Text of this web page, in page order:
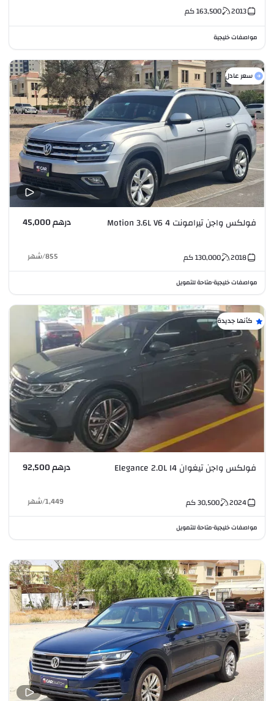
2013
163,500كم
مواصفات خليجية
سعر عادل
فولكس واجن تيرامونت 4 Motion 3.6L V6 درهم 45,000
2018
130,000كم 855
/شهر
مواصفات خليجية•متاحة للتمويل
كأنها جديدة
فولكس واجن تيغوان Elegance 2.0L I4 درهم 92,500
2024
30,500كم 1,449
/شهر
مواصفات خليجية•متاحة للتمويل